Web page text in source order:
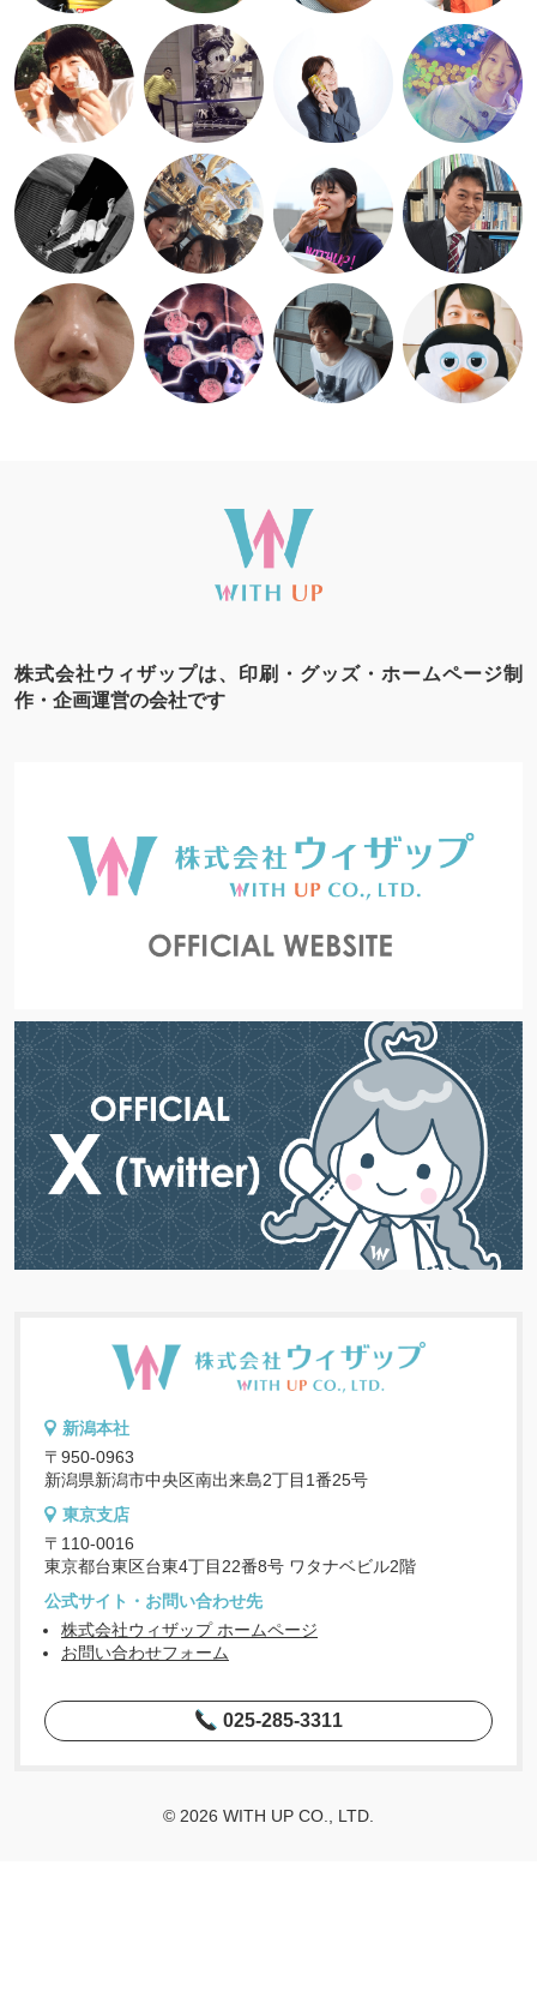
株式会社ウィザップは、印刷・グッズ・ホームページ制
作・企画運営の会社です
新潟本社
〒950-0963
新潟県新潟市中央区南出来島2丁目1番25号
東京支店
〒110-0016
東京都台東区台東4丁目22番8号 ワタナベビル2階
公式サイト・お問い合わせ先
株式会社ウィザップ ホームページ
お問い合わせフォーム
025-285-3311
© 2026 WITH UP CO., LTD.